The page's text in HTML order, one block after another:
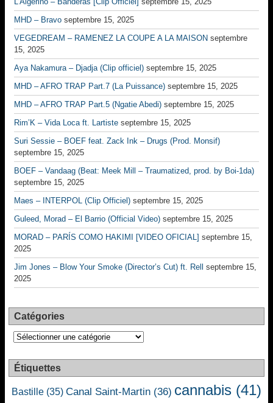
MHD – Bravo septembre 15, 2025
VEGEDREAM – RAMENEZ LA COUPE A LA MAISON septembre
15, 2025
Aya Nakamura – Djadja (Clip officiel) septembre 15, 2025
MHD – AFRO TRAP Part.7 (La Puissance) septembre 15, 2025
MHD – AFRO TRAP Part.5 (Ngatie Abedi) septembre 15, 2025
Rim’K – Vida Loca ft. Lartiste septembre 15, 2025
Suri Sessie – BOEF feat. Zack Ink – Drugs (Prod. Monsif)
septembre 15, 2025
BOEF – Vandaag (Beat: Meek Mill – Traumatized, prod. by Boi-1da)
septembre 15, 2025
Maes – INTERPOL (Clip Officiel) septembre 15, 2025
Guleed, Morad – El Barrio (Official Video) septembre 15, 2025
MORAD – PARÍS COMO HAKIMI [VIDEO OFICIAL] septembre 15,
2025
Jim Jones – Blow Your Smoke (Director’s Cut) ft. Rell
septembre 15,
2025
Catégories
Catégories
Étiquettes
Bastille (35) Canal Saint-Martin (36) cannabis (41)